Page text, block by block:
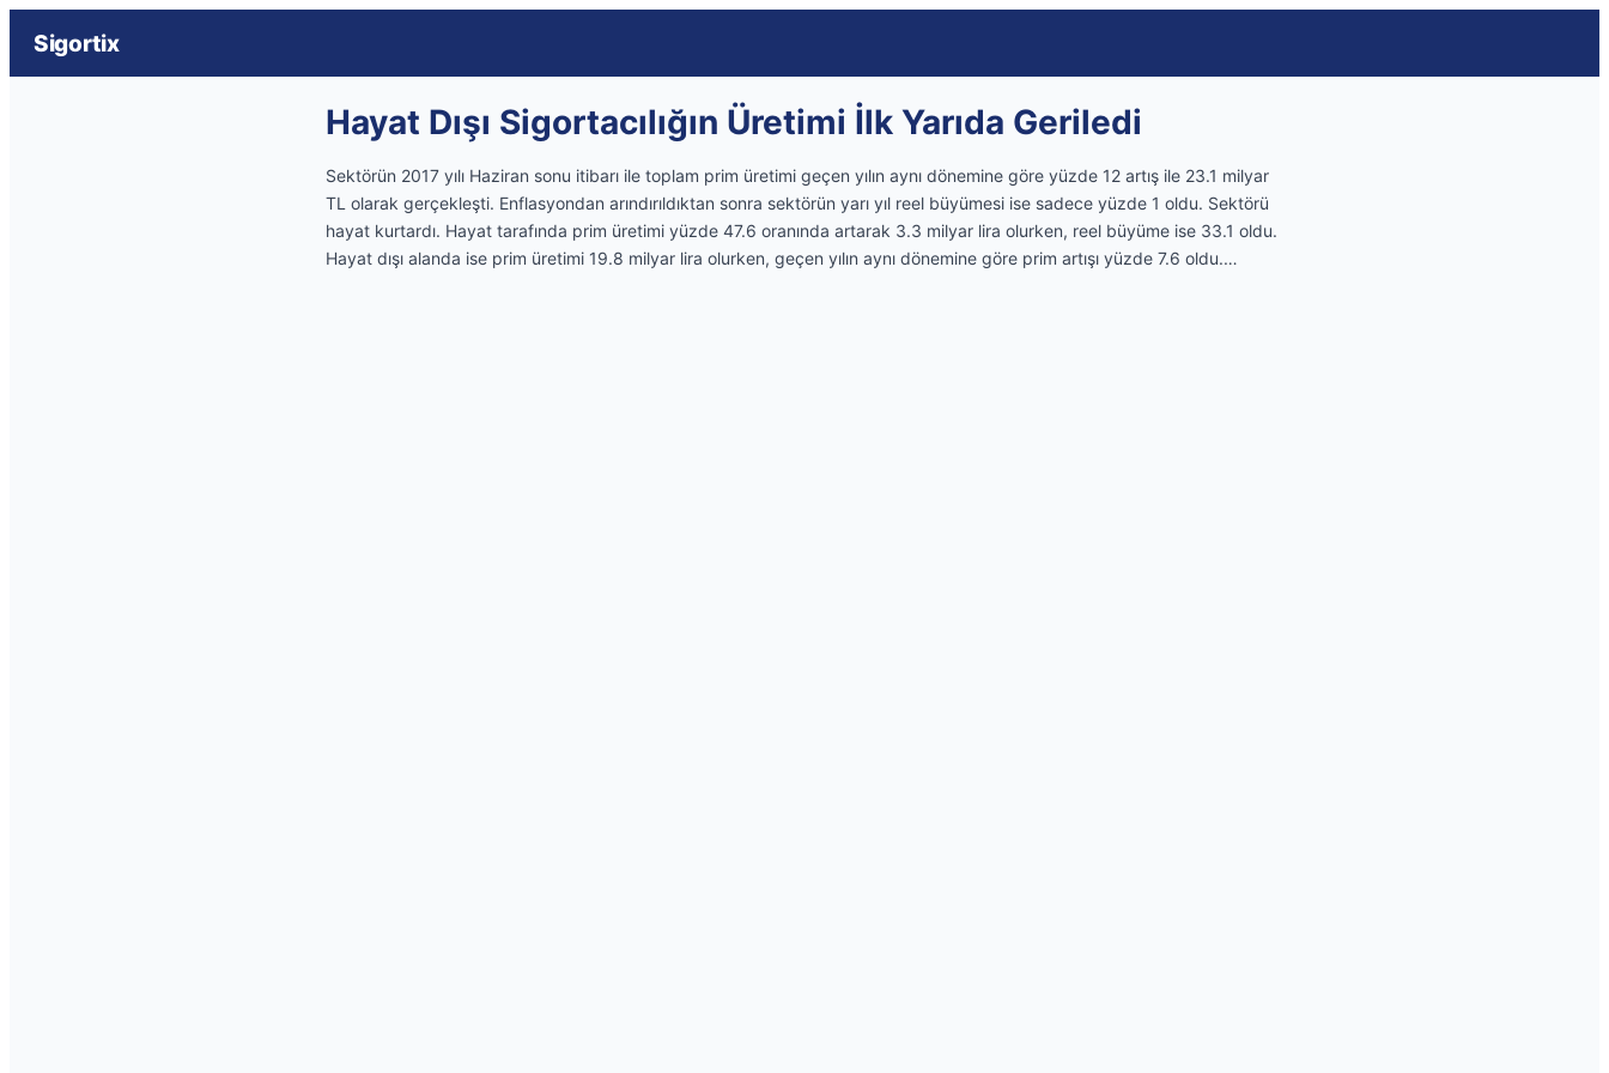
Sigortix
Hayat Dışı Sigortacılığın Üretimi İlk Yarıda Geriledi
Sektörün 2017 yılı Haziran sonu itibarı ile toplam prim üretimi geçen yılın aynı dönemine göre yüzde 12 artış ile 23.1 milyar
TL olarak gerçekleşti. Enflasyondan arındırıldıktan sonra sektörün yarı yıl reel büyümesi ise sadece yüzde 1 oldu. Sektörü
hayat kurtardı. Hayat tarafında prim üretimi yüzde 47.6 oranında artarak 3.3 milyar lira olurken, reel büyüme ise 33.1 oldu.
Hayat dışı alanda ise prim üretimi 19.8 milyar lira olurken, geçen yılın aynı dönemine göre prim artışı yüzde 7.6 oldu.…